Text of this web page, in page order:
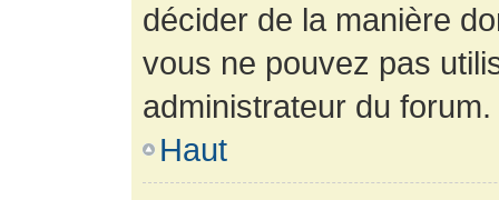
décider de la manière
vous ne pouvez pas
administrateur du forum.
Haut